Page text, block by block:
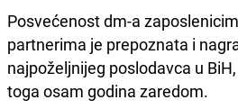
Posvećenost dm-a
partnerima je prepoznata i
najpoželjnijeg poslodavca u
toga osam godina zaredom.